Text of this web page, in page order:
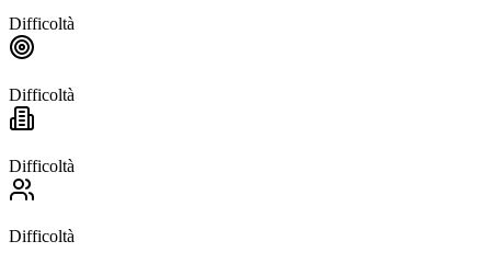
Difficoltà
Difficoltà
Difficoltà
Difficoltà